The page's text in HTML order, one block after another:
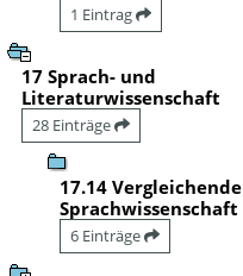
1 Eintrag
17 Sprach- und
Literaturwissenschaft
28 Einträge
17.14 Vergleichende
Sprachwissenschaft
6 Einträge